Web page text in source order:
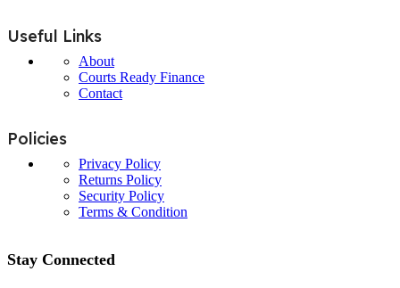
Useful Links
About
Courts Ready Finance
Contact
Policies
Privacy Policy
Returns Policy
Security Policy
Terms & Condition
Stay Connected